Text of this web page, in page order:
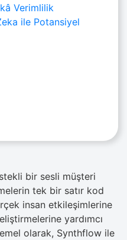
Verimlilik
ile Potansiyel
bir sesli müşteri
tek bir satır kod
insan etkileşimlerine
yardımcı
olarak, Synthflow ile